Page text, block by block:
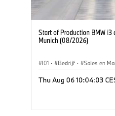
Start of Production BMW i3
Munich (08/2026)
I01 · Bedrijf · Sales en
Thu Aug 06 10:04:03